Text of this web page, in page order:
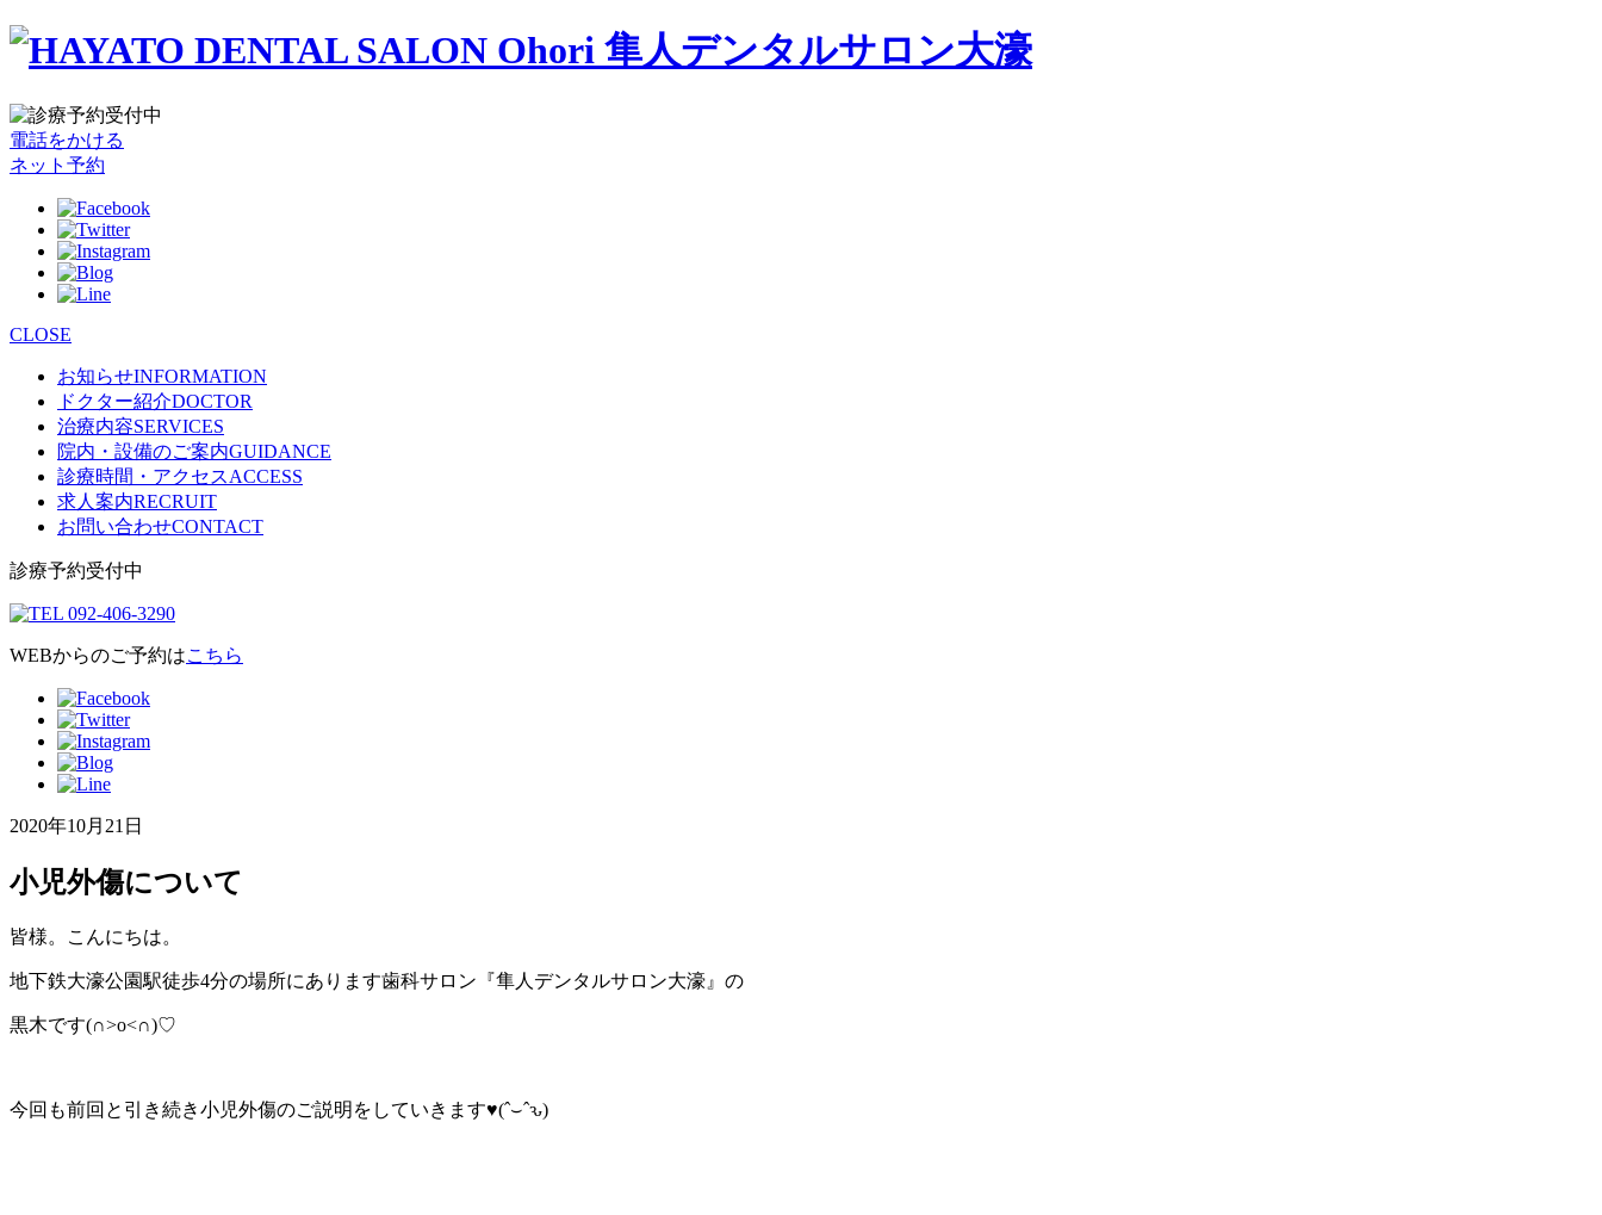
電話をかける
ネット予約
CLOSE
お知らせINFORMATION
ドクター紹介DOCTOR
治療内容SERVICES
院内・設備のご案内GUIDANCE
診療時間・アクセスACCESS
求人案内RECRUIT
お問い合わせCONTACT
診療予約受付中
WEBからのご予約はこちら
2020年10月21日
小児外傷について
皆様。こんにちは。
地下鉄大濠公園駅徒歩4分の場所にあります歯科サロン『隼人デンタルサロン大濠』の
黒木です(∩˃o˂∩)♡
今回も前回と引き続き小児外傷のご説明をしていきます♥(ˆ⌣ˆԅ)